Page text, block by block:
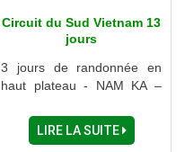
Circuit du Sud Vietnam 13
jours
3 jours de randonnée en
haut plateau - NAM KA –
– BUON JATU - LAC de
LAK - CASSADE BUON BIP
LIRE LA SUITE